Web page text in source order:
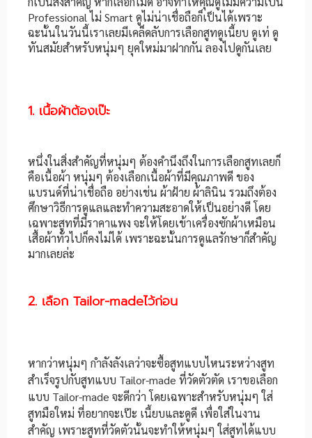
Professional ไม่ Smart ดูไม่น่าเชื่อถือก็เป็นได้เพราะ
ฉะนั้นในวันนี้เราเลยมีเคล็ดลับการเลือกสูทดูเนี้ยบ ดูเท่ ดู
ทันสมัยสำหรับหนุ่มๆ ยุคใหม่มาฝากกัน ลองไปดูกันเลย
1. เนื้อผ้าต้องเป๊ะ
หนึ่งในสิ่งสำคัญที่หนุ่มๆ ต้องคำนึงถึงในการเลือกสูทเลยก็
คือเนื้อผ้า หนุ่มๆ ต้องเลือกเนื้อผ้าที่มีคุณภาพดี ของ
แบรนด์ที่น่าเชื่อถือ อย่างเช่น ผ้าฝ้าย ผ้าลินิน รวมถึงต้อง
ศึกษาวิธีการดูแลและทำความสะอาดให้เป็นอย่างดี โดย
เฉพาะสูทที่มีราคาแพง จะให้โดยเข้าเครื่องซักผ้าเหมือน
เสื้อผ้าทั่วไปก็คงไม่ได้ เพราะฉะนั้นการดูแลรักษาก็สำคัญ
มากเลยล่ะ
2. เลือก Tailor-madeไว้ก่อน
หากว่าหนุ่มๆ กำลังลังเลว่าจะซื้อสูทแบบไหนระหว่างสูท
สำเร็จรูปกับสูทแบบ Tailor-made ที่วัดตัวตัด เราขอเลือก
แบบ Tailor-made จะดีกว่า โดยเฉพาะสำหรับหนุ่มๆ ใส่
สูทมือใหม่ ที่อยากจะเป๊ะ เนี้ยบและดูดี เพื่อใส่ในงาน
สำคัญ เพราะสูทที่วัดตัวนั้นจะทำให้หนุ่มๆ ใส่สูทได้แบบ